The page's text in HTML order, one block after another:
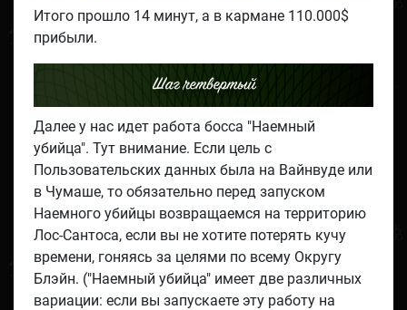
Итого прошло 14 минут, а в кармане 110.000$
прибыли.
Шаг четвертый
Далее у нас идет работа босса "Наемный
убийца". Тут внимание. Если цель с
Пользовательских данных была на Вайнвуде или
в Чумаше, то обязательно перед запуском
Наемного убийцы возвращаемся на территорию
Лос-Сантоса, если вы не хотите потерять кучу
времени, гоняясь за целями по всему Округу
Блэйн. ("Наемный убийца" имеет две различных
вариации: если вы запускаете эту работу на